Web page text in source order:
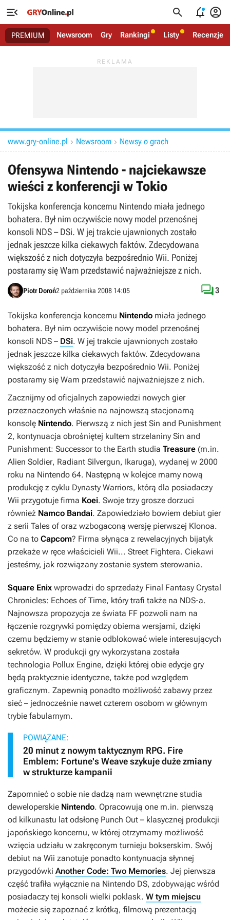
   
PREMIUM Newsroom Gry Rankingi Listy Recenzje
www.gry-online.pl  Newsroom  Newsy o grach
Ofensywa Nintendo - najciekawsze
wieści z konferencji w Tokio
Tokijska konferencja koncernu Nintendo miała jednego
bohatera. Był nim oczywiście nowy model przenośnej
konsoli NDS – DSi. W jej trakcie ujawnionych zostało
jednak jeszcze kilka ciekawych faktów. Zdecydowana
większość z nich dotyczyła bezpośrednio Wii. Poniżej
postaramy się Wam przedstawić najważniejsze z nich.
Piotr Doroń2 października 2008 14:05 3
Tokijska konferencja koncernu Nintendo miała jednego
bohatera. Był nim oczywiście nowy model przenośnej
konsoli NDS – DSi. W jej trakcie ujawnionych zostało
jednak jeszcze kilka ciekawych faktów. Zdecydowana
większość z nich dotyczyła bezpośrednio Wii. Poniżej
postaramy się Wam przedstawić najważniejsze z nich.
Zacznijmy od oficjalnych zapowiedzi nowych gier
przeznaczonych właśnie na najnowszą stacjonarną
konsolę Nintendo. Pierwszą z nich jest Sin and Punishment
2, kontynuacja obrośniętej kultem strzelaniny Sin and
Punishment: Successor to the Earth studia Treasure (m.in.
Alien Soldier, Radiant Silvergun, Ikaruga), wydanej w 2000
roku na Nintendo 64. Następną w kolejce mamy nową
produkcję z cyklu Dynasty Warriors, którą dla posiadaczy
Wii przygotuje firma Koei. Swoje trzy grosze dorzuci
również Namco Bandai. Zapowiedziało bowiem debiut gier
z serii Tales oforaz wzbogaconą wersję pierwszej Klonoa.
Co na to Capcom? Firma słynąca z rewelacyjnych bijatyk
przekaże w ręce właścicieli Wii... Street Fightera. Ciekawi
jesteśmy, jak rozwiązany zostanie system sterowania.
Square Enix wprowadzi do sprzedaży Final Fantasy Crystal
Chronicles: Echoes of Time, który trafi także na NDS-a.
Najnowsza propozycja ze świata FF pozwoli nam na
łączenie rozgrywki pomiędzy obiema wersjami, dzięki
czemu będziemy w stanie odblokować wiele interesujących
sekretów. W produkcji gry wykorzystana została
technologia Pollux Engine, dzięki której obie edycje gry
będą praktycznie identyczne, także pod względem
graficznym. Zapewnią ponadto możliwość zabawy przez
sieć – jednocześnie nawet czterem osobom w głównym
trybie fabularnym.
POWIĄZANE:
20 minut z nowym taktycznym RPG. Fire
Emblem: Fortune's Weave szykuje duże zmiany
w strukturze kampanii
Zapomnieć o sobie nie dadzą nam wewnętrzne studia
deweloperskie Nintendo. Opracowują one m.in. pierwszą
od kilkunastu lat odsłonę Punch Out – klasycznej produkcji
japońskiego koncernu, w której otrzymamy możliwość
wzięcia udziału w zakręconym turnieju bokserskim. Swój
debiut na Wii zanotuje ponadto kontynuacja słynnej
przygodówki Another Code: Two Memories. Jej pierwsza
część trafiła wyłącznie na Nintendo DS, zdobywając wśród
posiadaczy tej konsoli wielki poklask. W tym miejscu
możecie się zapoznać z krótką, filmową prezentacją